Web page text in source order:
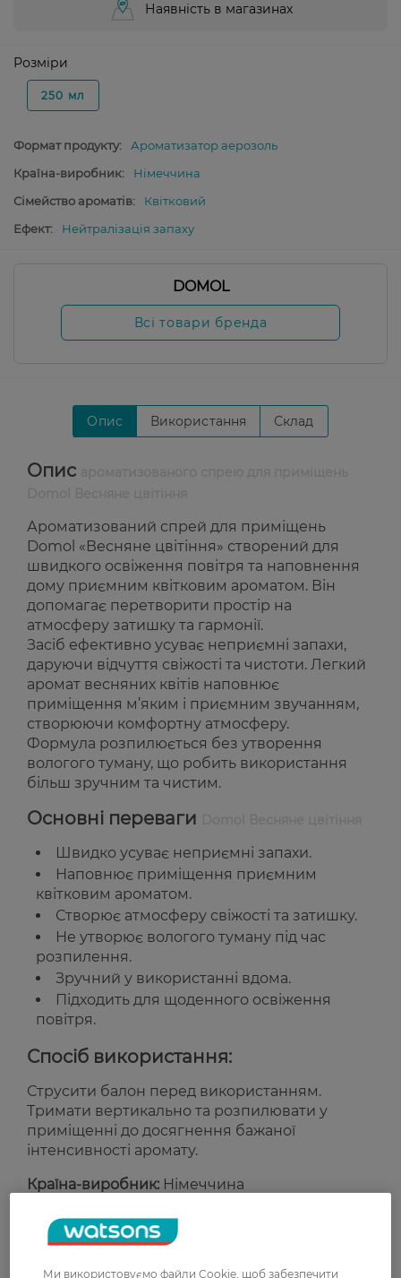
Наявність в магазинах
Розміри
250 мл
Формат продукту:
Ароматизатор аерозоль
Країна-виробник:
Німеччина
Сімейство ароматів:
Квітковий
Ефект:
Нейтралізація запаху
DOMOL
Всі товари бренда
Опис Використання Склад
Опис
Ароматизований спрей для приміщень
Domol «Весняне цвітіння» створений для
швидкого освіження повітря та наповнення
дому приємним квітковим ароматом. Він
допомагає перетворити простір на
атмосферу затишку та гармонії.
Засіб ефективно усуває неприємні запахи,
даруючи відчуття свіжості та чистоти. Легкий
аромат весняних квітів наповнює
приміщення м’яким і приємним звучанням,
створюючи комфортну атмосферу.
Формула розпилюється без утворення
вологого туману, що робить використання
більш зручним та чистим.
Основні переваги
Швидко усуває неприємні запахи.
Наповнює приміщення приємним
квітковим ароматом.
Створює атмосферу свіжості та затишку.
Не утворює вологого туману під час
розпилення.
Зручний у використанні вдома.
Підходить для щоденного освіження
повітря.
Спосіб використання:
Струсити балон перед використанням.
Тримати вертикально та розпилювати у
приміщенні до досягнення бажаної
інтенсивності аромату.
Країна-виробник: Німеччина
Рейтинг та відгуки
Ми використовуємо файли Cookie, щоб забезпечити